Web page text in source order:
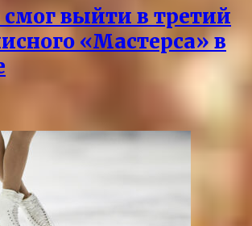
смог выйти в третий
«Мастерса» в